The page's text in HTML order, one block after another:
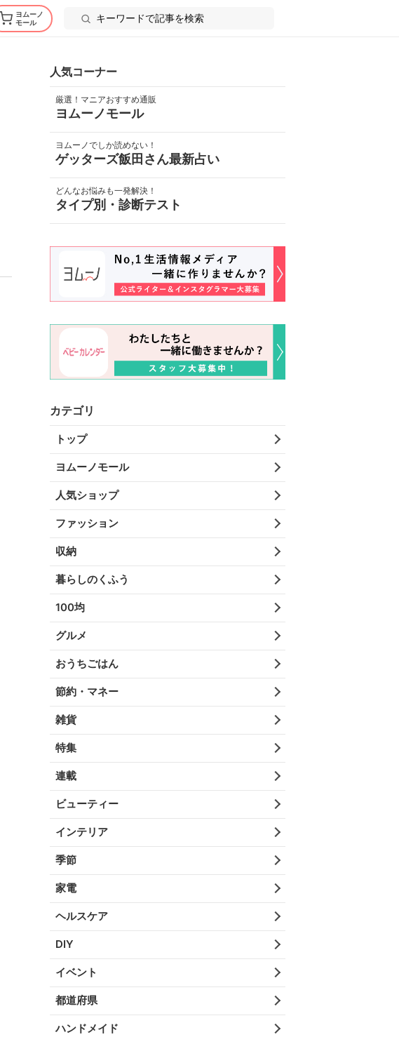
ヨムーノ
モール
人気コーナー
厳選！マニアおすすめ通販
ヨムーノモール
ヨムーノでしか読めない！
ゲッターズ飯田さん最新占い
どんなお悩みも一発解決！
タイプ別・診断テスト
カテゴリ
トップ
ヨムーノモール
人気ショップ
ファッション
収納
暮らしのくふう
100均
グルメ
おうちごはん
節約・マネー
雑貨
特集
連載
ビューティー
インテリア
季節
家電
ヘルスケア
DIY
イベント
都道府県
ハンドメイド